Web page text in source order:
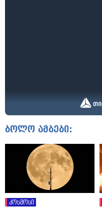
ბოლო ამბები:
კოსმოსი